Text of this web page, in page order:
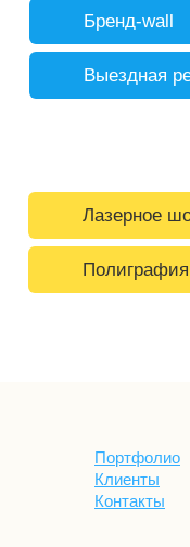
Бренд-wall
Выездная
Лазерное
Полиграфия
Портфолио
Клиенты
Контакты